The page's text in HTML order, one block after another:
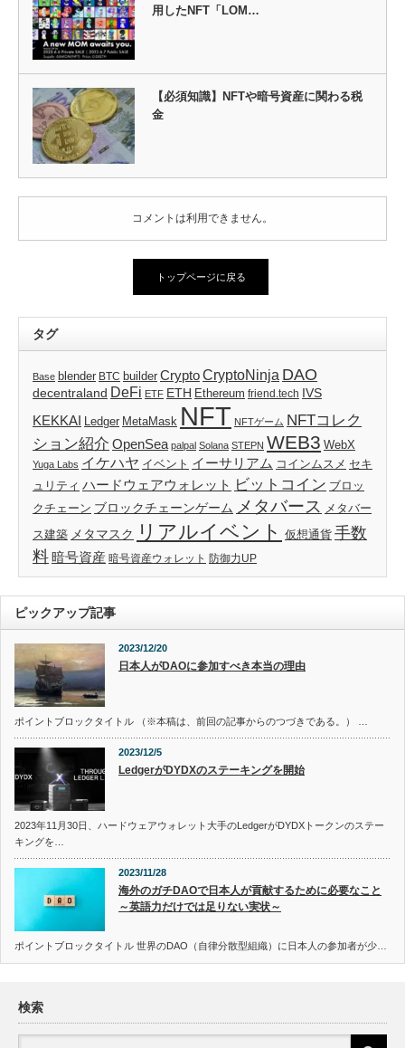
用したNFT「LOM…
【必須知識】NFTや暗号資産に関わる税
金
コメントは利用できません。
トップページに戻る
タグ
Base blender BTC builder CryptoCryptoNinja DAO
decentraland DeFi ETF ETH Ethereum friend.tech IVS
KEKKAI
Ledger MetaMask NFT NFTゲーム NFTコレク
ション紹介 OpenSea palpal Solana STEPN WEB3 WebX
Yuga Labs イケハヤ イベント イーサリアム コインムスメ セキ
ュリティ ハードウェアウォレット ビットコイン ブロッ
クチェーン ブロックチェーンゲーム メタバース メタバー
ス建築 メタマスク リアルイベント 仮想通貨 手数
料暗号資産 暗号資産ウォレット 防御力UP
ピックアップ記事
2023/12/20
日本人がDAOに参加すべき本当の理由
ポイントブロックタイトル （※本稿は、前回の記事からのつづきである。） …
2023/12/5
LedgerがDYDXのステーキングを開始
2023年11月30日、ハードウェアウォレット大手のLedgerがDYDXトークンのステー
キングを…
2023/11/28
海外のガチDAOで日本人が貢献するために必要なこと
～英語力だけでは足りない実状～
ポイントブロックタイトル 世界のDAO（自律分散型組織）に日本人の参加者が少…
検索